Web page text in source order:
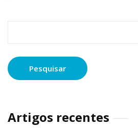
Artigos recentes